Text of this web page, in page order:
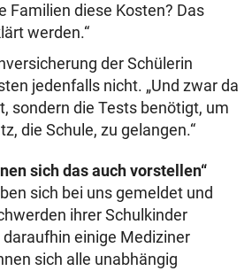
Familien diese Kosten? Das
werden.“
der Schülerin
jedenfalls nicht. „Und zwar da
sondern die Tests benötigt, um
die Schule, zu gelangen.“
sich das auch vorstellen“
sich bei uns gemeldet und
ihrer Schulkinder
einige Mediziner
sich alle unabhängig